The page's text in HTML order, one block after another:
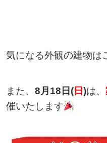
気になる外観の建物は
また、 8月18日(日)は、
催いたします